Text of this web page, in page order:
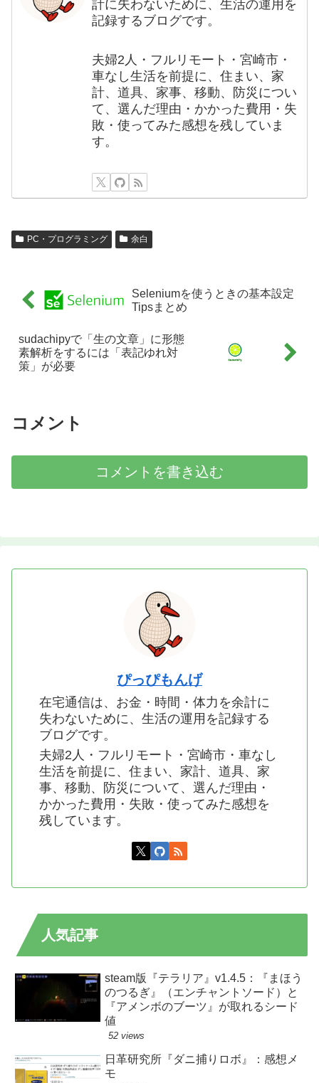
計に失わないために、生活の運用を
記録するブログです。
夫婦2人・フルリモート・宮崎市・
車なし生活を前提に、住まい、家
計、道具、家事、移動、防災につい
て、選んだ理由・かかった費用・失
敗・使ってみた感想を残していま
す。
PC・プログラミング 余白
Seleniumを使うときの基本設定
Tipsまとめ
sudachipyで「生の文章」に形態
素解析をするには「表記ゆれ対
策」が必要
コメント
コメントを書き込む
ぴっぴもんげ
在宅通信は、お金・時間・体力を余計に
失わないために、生活の運用を記録する
ブログです。
夫婦2人・フルリモート・宮崎市・車なし
生活を前提に、住まい、家計、道具、家
事、移動、防災について、選んだ理由・
かかった費用・失敗・使ってみた感想を
残しています。
人気記事
steam版『テラリア』v1.4.5：『まほう
のつるぎ』（エンチャントソード）と
『アメンボのブーツ』が取れるシード
値
52 views
日革研究所『ダニ捕りロボ』：感想メ
モ